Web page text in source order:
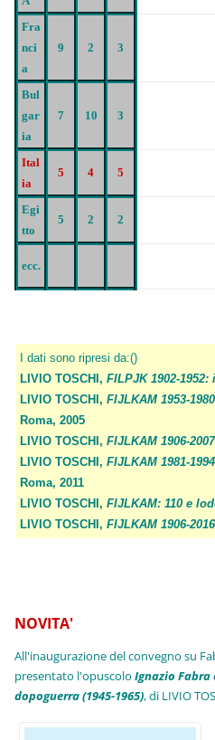
Fra
nci
a
9 2 3
Bul
gar
ia
7 10 3
Ital
ia
5 4 5
Egi
tto
5 2 2
ecc.
I dati sono ripresi da:()
LIVIO TOSCHI,FILPJK 1902-
LIVIO TOSCHI,FIJLKAM 1953-
Roma, 2005
LIVIO TOSCHI,FIJLKAM 1906-
LIVIO TOSCHI,FIJLKAM 1981-
Roma, 2011
LIVIO TOSCHI,FIJLKAM: 110 e
LIVIO TOSCHI,FIJLKAM 1906-
NOVITA'
All'inaugurazione del convegno su
presentato l'opuscoloIgnazio
dopoguerra (1945-1965), di LIVIO